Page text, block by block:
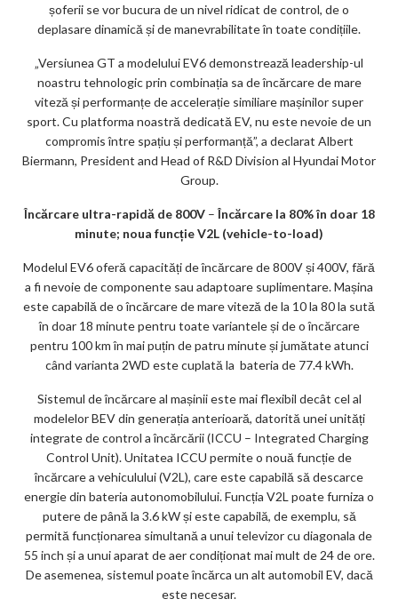
șoferii se vor bucura de un nivel ridicat de control, de o
deplasare dinamică și de manevrabilitate în toate condițiile.
„Versiunea GT a modelului EV6 demonstrează leadership-ul
noastru tehnologic prin combinația sa de încărcare de mare
viteză și performanțe de accelerație similiare mașinilor super
sport. Cu platforma noastră dedicată EV, nu este nevoie de un
compromis între spațiu și performanță”, a declarat Albert
Biermann, President and Head of R&D Division al Hyundai Motor
Group.
Încărcare ultra-rapidă de 800V–Încărcare la 80% în doar 18
minute; noua funcție V2L (vehicle-to-load)
Modelul EV6 oferă capacități de încărcare de 800V și 400V, fără
a fi nevoie de componente sau adaptoare suplimentare. Mașina
este capabilă de o încărcare de mare viteză de la 10 la 80 la sută
în doar 18 minute pentru toate variantele și de o încărcare
pentru 100 km în mai puțin de patru minute și jumătate atunci
când varianta 2WD este cuplată la bateria de 77.4 kWh.
Sistemul de încărcare al mașinii este mai flexibil decât cel al
modelelor BEV din generația anterioară, datorită unei unități
integrate de control a încărcării (ICCU – Integrated Charging
Control Unit). Unitatea ICCU permite o nouă funcție de
încărcare a vehiculului (V2L), care este capabilă să descarce
energie din bateria autonomobilului. Funcția V2L poate furniza o
putere de până la 3.6 kW și este capabilă, de exemplu, să
permită funcționarea simultană a unui televizor cu diagonala de
55 inch și a unui aparat de aer condiționat mai mult de 24 de ore.
De asemenea, sistemul poate încărca un alt automobil EV, dacă
este necesar.